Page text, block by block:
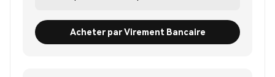
Acheter par Virement Bancaire